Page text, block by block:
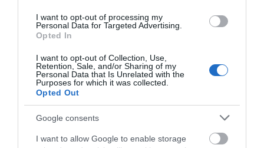
I want to opt-out of processing my
Personal Data for Targeted Advertising.
Opted In
I want to opt-out of Collection, Use,
Retention, Sale, and/or Sharing of my
Personal Data that Is Unrelated with the
Purposes for which it was collected.
Opted Out
Google consents
I want to allow Google to enable storage
Αυτός ο δήμος της Εύβοιας πάει
στα δικαστήρια για τις
ανεμογεννήτριες
Τραγική κατάληξη είχε η
θαλάσσια εκδρομή για 57χρονο
τουρίστα
Βαρύ πένθος για τον εκπαιδευτικό
Ανακοινώθηκαν νέες
προσλήψεις σε δήμο
της Εύβοιας: Δείτε εδώ
της Εύβοιας για τις